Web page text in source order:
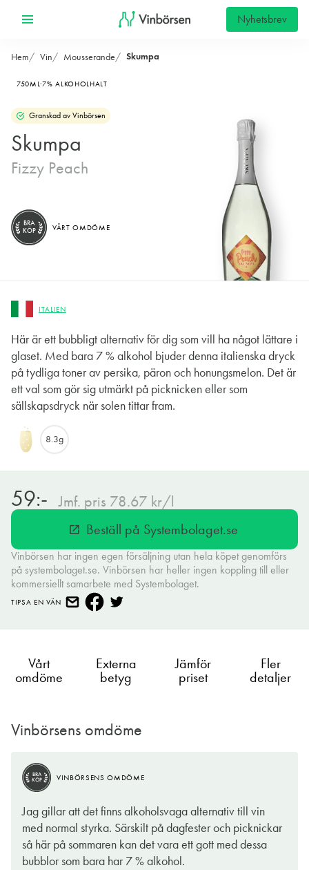
Nyhetsbrev
Hem Vin Mousserande Skumpa
750ML 7% ALKOHOLHALT
Granskad av Vinbörsen
Skumpa
Fizzy Peach
ITALIEN
Här är ett bubbligt alternativ för dig som vill ha något lättare i
glaset. Med bara 7 % alkohol bjuder denna italienska dryck
på tydliga toner av persika, päron och honungsmelon. Det är
ett val som gör sig utmärkt på picknicken eller som
sällskapsdryck när solen tittar fram.
BRA
KÖP
VÅRT OMDÖME
8.3g
59:- Jmf. pris 78.67 kr/l
open_in_new Beställ på Systembolaget.se
Vinbörsen har ingen egen försäljning utan hela köpet genomförs
på systembolaget.se. Vinbörsen har heller ingen koppling till eller
kommersiellt samarbete med Systembolaget.
TIPSA EN VÄN
Vårt
omdöme
Externa
betyg
Jämför
priset
Fler
detaljer
Vinbörsens omdöme
BRA
KÖP
VINBÖRSENS OMDÖME
Jag gillar att det finns alkoholsvaga alternativ till vin
med normal styrka. Särskilt på dagfester och picknickar
så här på sommaren kan det vara ett gott med dessa
bubblor som bara har 7 % alkohol.